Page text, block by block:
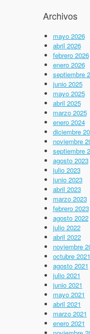
Archivos
mayo 2026
abril 2026
febrero 2026
enero 2026
septiembre
junio 2025
mayo 2025
abril 2025
marzo 2025
enero 2024
diciembre
noviembre
septiembre
agosto 2023
julio 2023
junio 2023
abril 2023
marzo 2023
febrero 2023
agosto 2022
julio 2022
abril 2022
noviembre
octubre 2021
agosto 2021
julio 2021
junio 2021
mayo 2021
abril 2021
marzo 2021
enero 2021